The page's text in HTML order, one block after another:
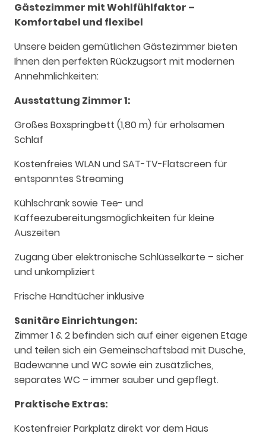
Gästezimmer mit Wohlfühlfaktor –
Komfortabel und flexibel
Unsere beiden gemütlichen Gästezimmer bieten
Ihnen den perfekten Rückzugsort mit modernen
Annehmlichkeiten:
Ausstattung Zimmer 1:
Großes Boxspringbett (1,80 m) für erholsamen
Schlaf
Kostenfreies WLAN und SAT-TV-Flatscreen für
entspanntes Streaming
Kühlschrank sowie Tee- und
Kaffeezubereitungsmöglichkeiten für kleine
Auszeiten
Zugang über elektronische Schlüsselkarte – sicher
und unkompliziert
Frische Handtücher inklusive
Sanitäre Einrichtungen:
Zimmer 1 & 2 befinden sich auf einer eigenen Etage
und teilen sich ein Gemeinschaftsbad mit Dusche,
Badewanne und WC sowie ein zusätzliches,
separates WC – immer sauber und gepflegt.
Praktische Extras:
Kostenfreier Parkplatz direkt vor dem Haus